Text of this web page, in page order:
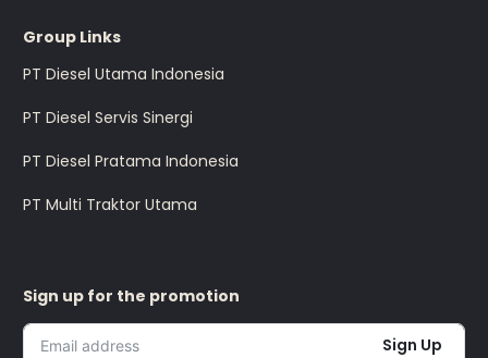
Group Links
PT Diesel Utama Indonesia
PT Diesel Servis Sinergi
PT Diesel Pratama Indonesia
PT Multi Traktor Utama
Sign up for the promotion
Sign Up